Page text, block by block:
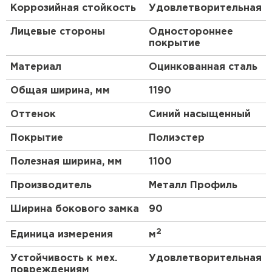
параметров металлопроката с покрытием
Полиэстер до 10 лет*.
Кровля защищена от механических
воздействий, так как в основе
металлочерепицы сталь толщиной 0.45 мм (с
учётом металла, цинкового и полимерного
слоя).
Декоративно-защитное покрытие Полиэстер
обеспечивает впечатляющие декоративные
характеристики.
Вы найдёте подходящий вариант для вашего
объекта строительства.
Металлочерепица МП Ламонтерра-XL (ПЭ-01-
Коррозийная стойкость Удовлетворительная
Лицевые стороны
Одностороннее
покрытие
Материал Оцинкованная сталь
Общая ширина, мм 1190
Оттенок Синий насыщенный
Покрытие Полиэстер
Полезная ширина, мм 1100
Производитель Металл Профиль
Ширина бокового замка 90
Единица измерения м2
Устойчивость к мех.
повреждениям
Удовлетворительная